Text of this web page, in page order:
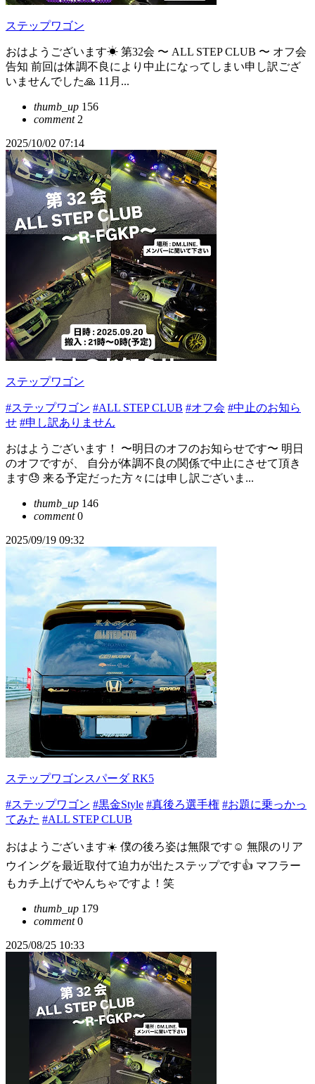
ステップワゴン
おはようございます☀ 第32会 〜 ALL STEP CLUB 〜 オフ会
告知 前回は体調不良により中止になってしまい申し訳ござ
いませんでした🙏 11月...
thumb_up 156
comment2
2025/10/02 07:14
ステップワゴン
#ステップワゴン #ALL STEP CLUB #オフ会 #中止のお知ら
せ #申し訳ありません
おはようございます！ 〜明日のオフのお知らせです〜 明日
のオフですが、 自分が体調不良の関係で中止にさせて頂き
ます😓 来る予定だった方々には申し訳ございま...
thumb_up 146
comment0
2025/09/19 09:32
ステップワゴンスパーダ RK5
#ステップワゴン #黒金Style #真後ろ選手権 #お題に乗っかっ
てみた #ALL STEP CLUB
おはようございます☀️ 僕の後ろ姿は無限です☺️ 無限のリア
ウイングを最近取付て迫力が出たステップです👍 マフラー
もカチ上げでやんちゃですよ！笑
thumb_up 179
comment0
2025/08/25 10:33